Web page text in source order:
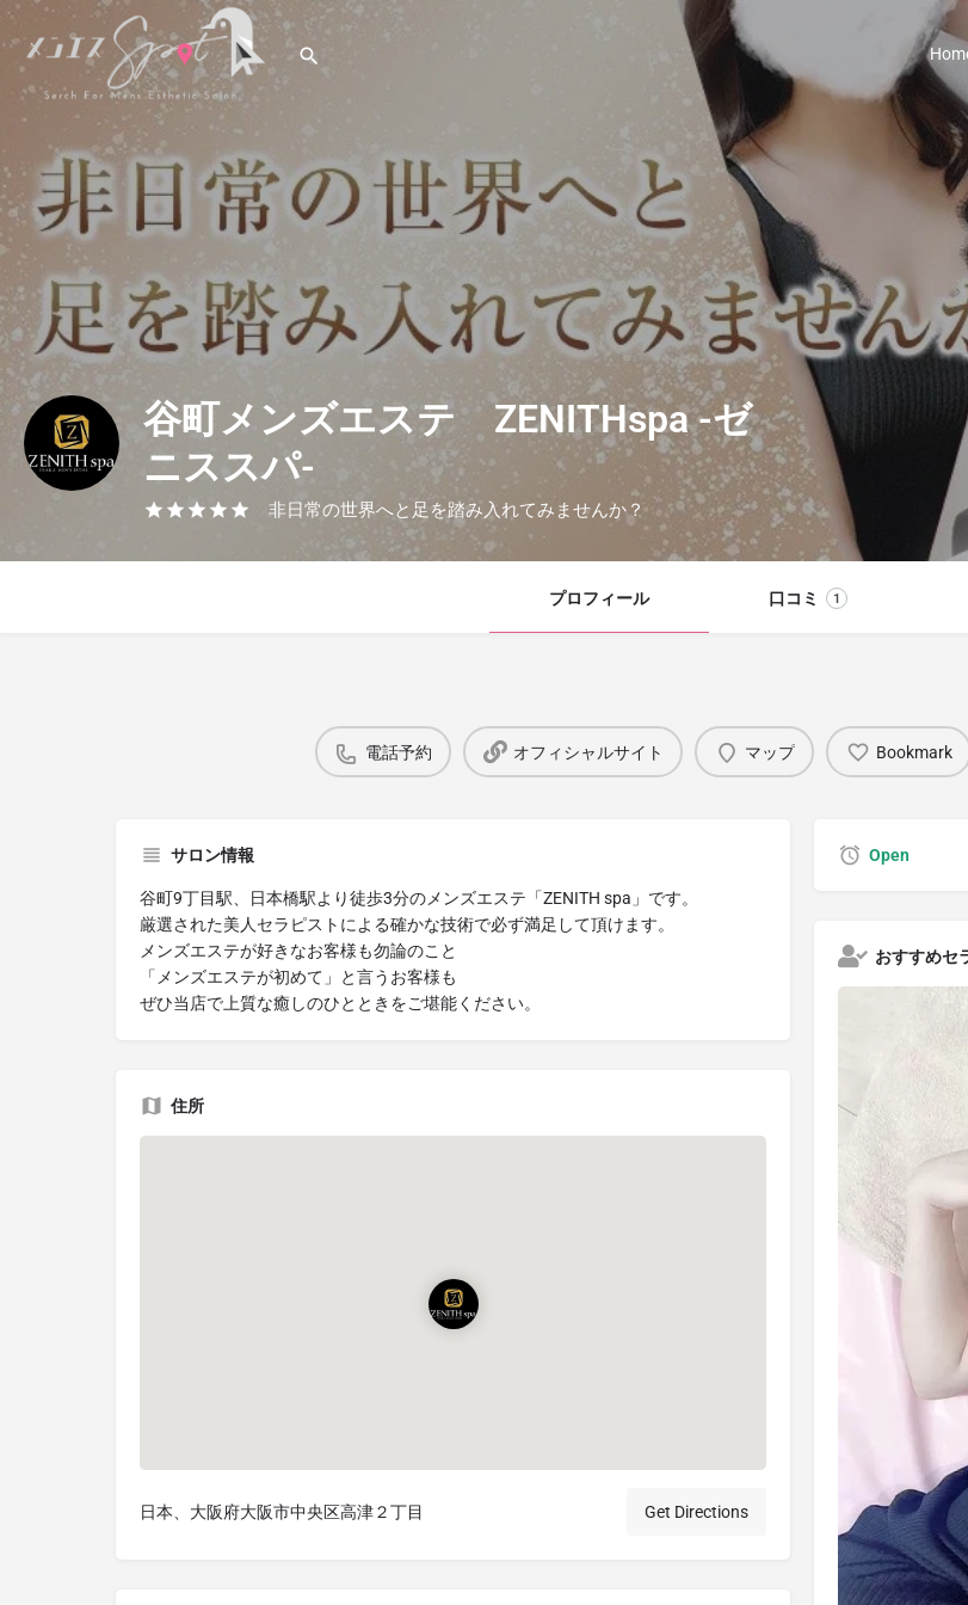
谷町メンズエステ ZENITHspa -ゼ
ニススパ-
非日常の世界へと足を踏み入れてみませんか？
プロフィール 口コミ 1
電話予約 オフィシャルサイト マップ Bookmark
サロン情報
谷町9丁目駅、日本橋駅より徒歩3分のメンズエステ「ZENITH spa」です。
厳選された美人セラピストによる確かな技術で必ず満足して頂けます。
メンズエステが好きなお客様も勿論のこと
「メンズエステが初めて」と言うお客様も
ぜひ当店で上質な癒しのひとときをご堪能ください。
住所
日本、大阪府大阪市中央区高津２丁目 Get Directions
Open
おすすめセ